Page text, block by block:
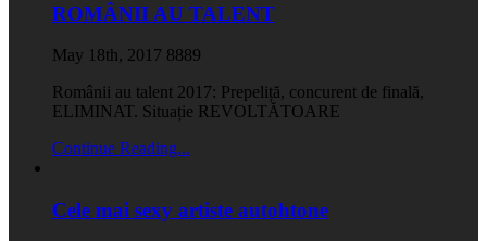
ROMÂNII AU TALENT
May 18th, 2017 8889
Românii au talent 2017: Prepeliță, concurent de finală,
ELIMINAT. Situație REVOLTĂTOARE
Continue Reading...
Cele mai sexy artiste autohtone